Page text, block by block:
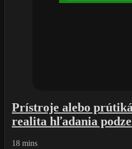
Prístroje alebo
realita hľadania
18 mins